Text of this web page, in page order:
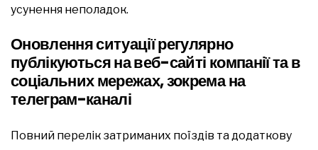
усунення неполадок.
Оновлення ситуації регулярно
публікуються на веб-сайті компанії та в
соціальних мережах, зокрема на
телеграм-каналі
Повний перелік затриманих поїздів та додаткову